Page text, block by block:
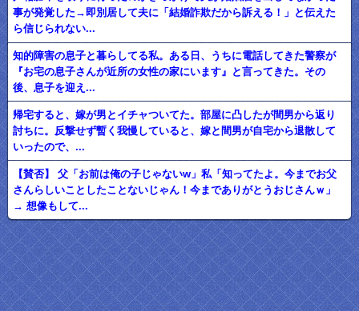
事が発覚した→即別居して夫に「結婚詐欺だから訴える！」と伝えた
ら信じられない...
知的障害の息子と暮らしてる私。ある日、うちに電話してきた警察が
『お宅の息子さんが近所の女性の家にいます』と言ってきた。その
後、息子を迎え...
帰宅すると、嫁が男とイチャついてた。部屋に凸したが間男から返り
討ちに。反撃せず暫く我慢していると、嫁と間男が自宅から退散して
いったので、...
【賛否】 父「お前は俺の子じゃないw」私「知ってたよ。今までお父
さんらしいことしたことないじゃん！今までありがとうおじさんｗ」
→ 想像もして...